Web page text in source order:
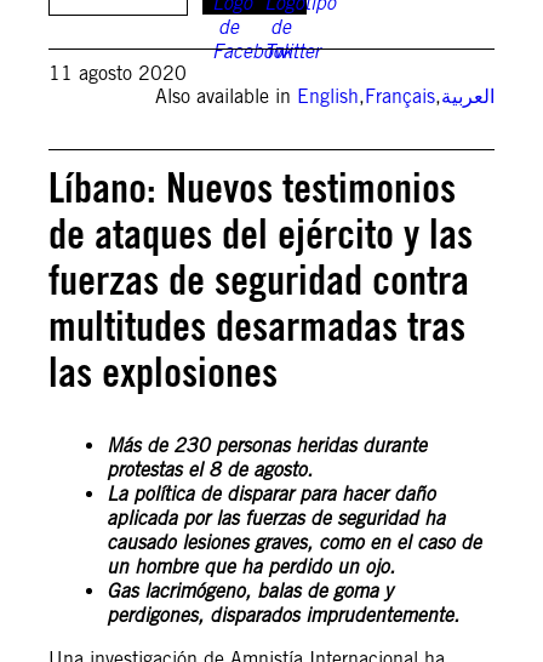
11 agosto 2020
Also available in English,Français,العربية
Líbano: Nuevos testimonios
de ataques del ejército y las
fuerzas de seguridad contra
multitudes desarmadas tras
las explosiones
Más de 230 personas heridas durante
protestas el 8 de agosto.
La política de disparar para hacer daño
aplicada por las fuerzas de seguridad ha
causado lesiones graves, como en el caso de
un hombre que ha perdido un ojo.
Gas lacrimógeno, balas de goma y
perdigones, disparados imprudentemente.